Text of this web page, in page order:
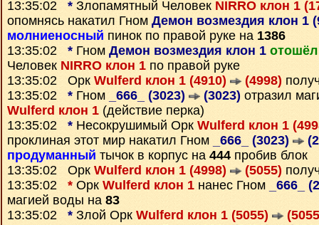
13:35:02 * Злопамятный Человек NIRRO клон 1
опомнясь накатил Гном Демон возмездия клон 1
молниеносный пинок по правой руке на 1386
13:35:02 * Гном Демон возмездия клон 1 отошёл
Человек NIRRO клон 1 по правой руке
13:35:02 Орк Wulferd клон 1 (4910) (4998)
13:35:02 * Гном _666_ (3023) (3023) отразил
Wulferd клон 1 (действие перка)
13:35:02 * Несокрушимый Орк Wulferd клон 1
проклиная этот мир накатил Гном
_666_ (3023)
продуманный тычок в корпус на 444 пробив блок
13:35:02 Орк Wulferd клон 1 (4998) (5055)
13:35:02 * Орк Wulferd клон 1 нанес Гном
_666_
магией воды на 83
13:35:02 * Злой Орк Wulferd клон 1 (5055)